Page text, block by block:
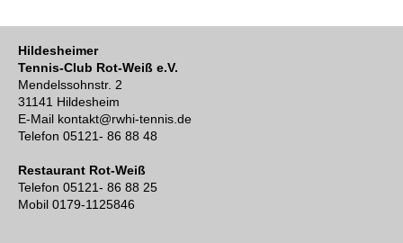
Hildesheimer
Tennis-Club Rot-Weiß e.V.
Mendelssohnstr. 2
31141 Hildesheim
E-Mail kontakt@rwhi-tennis.de
Telefon 05121- 86 88 48
Restaurant Rot-Weiß
Telefon 05121- 86 88 25
Mobil 0179-1125846